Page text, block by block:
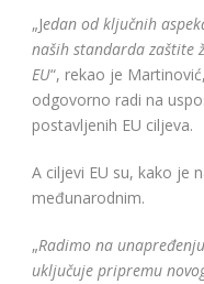
„Jedan od ključnih
naših standarda zaštite
EU“, rekao je
odgovorno radi na
postavljenih EU ciljeva.
A ciljevi EU su, kako je
međunarodnim.
„Radimo na
uključuje pripremu